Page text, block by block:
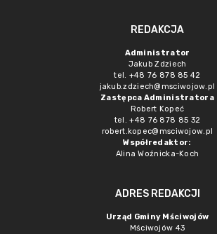
REDAKCJA
Administrator
Jakub Zdziech
tel. +48 76 878 85 42
jakub.zdziech@msciwojow.pl
Zastępca Administratora
Robert Kopeć
tel. +48 76 878 85 32
robert.kopec@msciwojow.pl
Współredaktor:
Alina Woźnicka-Koch
ADRES REDAKCJI
Urząd Gminy Mściwojów
Mściwojów 43